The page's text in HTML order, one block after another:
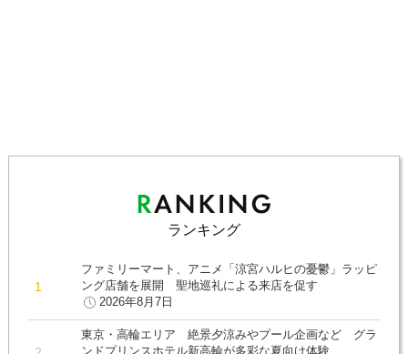
ランキング
ファミリーマート、アニメ「涼宮ハルヒの憂鬱」ラッピ
ング店舗を展開 聖地巡礼による来店を促す
2026年8月7日
東京・高輪エリア 絶景夕涼みやプール企画など グラ
ンドプリンスホテル新高輪が多彩な夏向け体験